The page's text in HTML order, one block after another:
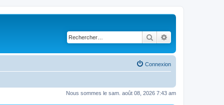
Rechercher
Connexion
Nous sommes le sam. août 08, 2026 7:43 am